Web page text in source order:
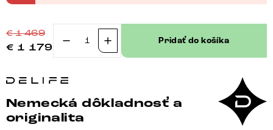
€1 469
€ 1 179
množstvo
stôl
zaoblený
tvar
Pridať do košíka
Nemecká dôkladnosť a
originalita